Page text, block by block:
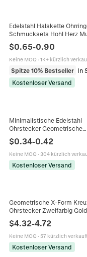
Edelstahl Halskette
Schmucksets Hohl Herz
Geometrisch Mondphase
Hand Kreuz Blume Damen
$0.65-0.90
Keine MOQ · 1K+ kürzlich
Spitze 10% Bestseller
Kostenloser Versand
Minimalistische Edelstahl
Ohrstecker Geometrische
Schmetterling Kreuz Herz
Unendlichkeit Stern
Schmuck Für Frauen
$0.34-0.42
Keine MOQ · 304 kürzlich
Kostenloser Versand
Geometrische X-Form
Ohrstecker Zweifarbig
Edelstahl Wasserdicht
Hypoallergener
Damen
$4.32-4.72
Keine MOQ · 57 kürzlich verkauft
Kostenloser Versand